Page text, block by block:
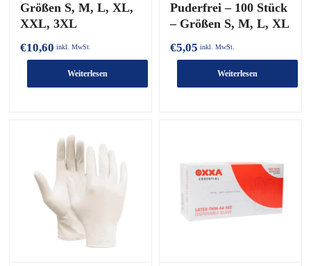
Größen S, M, L, XL,
XXL, 3XL
€10,60 inkl. MwSt.
Weiterlesen
Puderfrei – 100 Stück
– Größen S, M, L, XL
€5,05 inkl. MwSt.
Weiterlesen